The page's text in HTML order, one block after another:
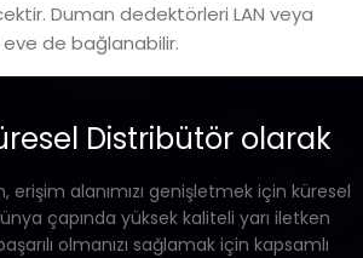
Duman dedektörleri LAN veya
eve de bağlanabilir.
Distribütör olarak
erişim alanımızı genişletmek için küresel
çapında yüksek kaliteli yarı iletken
olmanızı sağlamak için kapsamlı